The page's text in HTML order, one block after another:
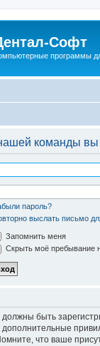
Софт
программы
команды
пароль?
выслать письмо
Запомнить меня
Скрыть моё пребывание
быть
что ваше